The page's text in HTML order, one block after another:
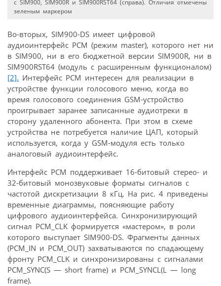
c SIM900, SIM900R и SIM900RST64 (справа). Отличия отмечены
зеленым маркером
Во-вторых, SIM900-DS имеет цифровой
аудиоинтерфейс PCM (режим master), которого нет ни
в SIM900, ни в его бюджетной версии SIM900R, ни в
SIM900RST64 (модуль с расширенным функционалом)
[2]. Интерфейс PCM интересен для реализации в
устройстве функции голосового меню, когда во
время голосового соединения GSM-устройство
проигрывает заранее записанные аудиотреки в
сторону удаленного абонента. При этом в схеме
устройства не потребуется наличие ЦАП, который
используется, когда у GSM-модуля есть только
аналоговый аудиоинтерфейс.
Интерфейс PCM поддерживает 16-битовый стерео- и
32-битовый монозвуковые форматы сигналов c
частотой дискретизации 8 кГц. На рис. 4 приведены
временные диаграммы, поясняющие работу
цифрового аудиоинтерфейса. Синхронизирующий
сигнал PCM_CLK формируется «мастером», в роли
которого выступает SIM900-DS. Фрагменты данных
(PCM_IN и PCM_OUT) захватываются по спадающему
фронту PCM_CLK и синхронизированы с сигналами
PCM_SYNC(S — short frame) и PCM_SYNCL(L — long
frame).